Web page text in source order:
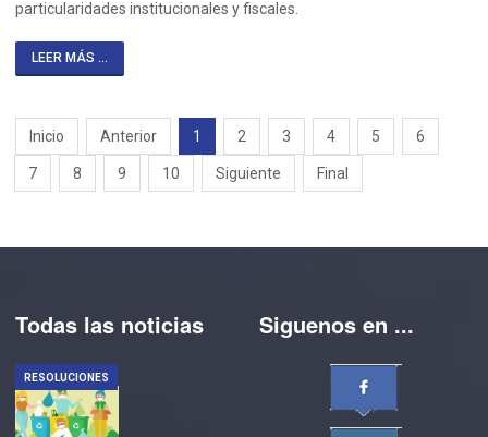
particularidades institucionales y fiscales.
LEER MÁS ...
Inicio Anterior 1 2 3 4 5 6
7 8 9 10 Siguiente Final
Todas las noticias
RESOLUCIONES
Siguenos en ...